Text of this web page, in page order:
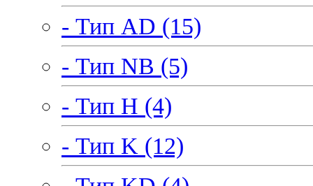
- Тип AD (15)
- Тип NB (5)
- Тип H (4)
- Тип K (12)